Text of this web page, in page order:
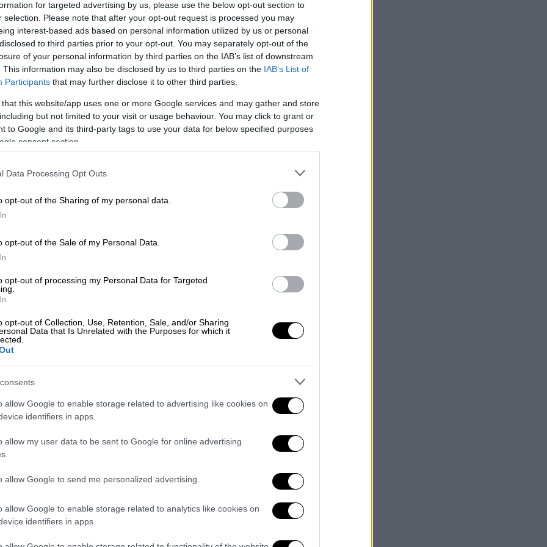
for targeted advertising by us, please use the below opt-out section to
selection. Please note that after your opt-out request is processed you may
interest-based ads based on personal information utilized by us or personal
to third parties prior to your opt-out. You may separately opt-out of the
of your personal information by third parties on the IAB’s list of downstream
This information may also be disclosed by us to third parties on the IAB’s List of
Participants that may further disclose it to other third parties.
that this website/app uses one or more Google services and may gather and store
but not limited to your visit or usage behaviour. You may click to grant or
to Google and its third-party tags to use your data for below specified purposes
consent section.
Data Processing Opt Outs
opt-out of the Sharing of my personal data.
opt-out of the Sale of my Personal Data.
opt-out of processing my Personal Data for Targeted
opt-out of Collection, Use, Retention, Sale, and/or Sharing
Data that Is Unrelated with the Purposes for which it
allow Google to enable storage related to advertising like cookies on
identifiers in apps.
allow my user data to be sent to Google for online advertising
allow Google to send me personalized advertising.
allow Google to enable storage related to analytics like cookies on
identifiers in apps.
στο εντυπωσιακό κόκκινο χαλί
εμβληματικό τραγούδι «The Way We
τους και τη βαθιά εκτίμηση
τη φιλία τους.
Were», στην οποία πρωταγωνίστησαν
πρώτη της αντίδραση όταν διάβασε το
"The Way We Were",μπορούσα να
του Χαμπλ κι εκείνος ήταν ο Ρόμπερτ
ο ηθοποιός αρχικά απέρριψε την
είχε αρκετό «τσαγανό». «Και είχε
στο σενάριο, τελικά συμφώνησε να
video